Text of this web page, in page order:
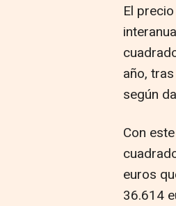
El
año,
según
Con
euros
36.614